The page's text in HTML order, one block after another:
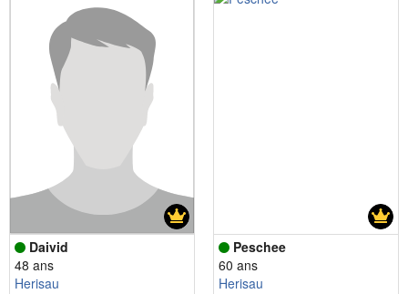
Daivid
48 ans
Herisau
Peschee
60 ans
Herisau